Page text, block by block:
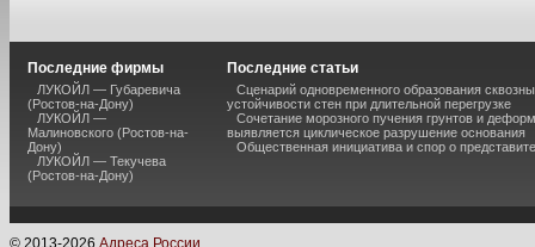
Последние фирмы
ЛУКОЙЛ — Губаревича
(Ростов-на-Дону)
ЛУКОЙЛ —
Малиновского (Ростов-на-
Дону)
ЛУКОЙЛ — Текучева
(Ростов-на-Дону)
Последние статьи
Сценарий одновременного образования
устойчивости стен при длительной перегрузке
Сочетание морозного пучения грунтов и
выявляется циклическое разрушение основания
Общественная инициатива и спор о
© 2013-2026 Адреса России